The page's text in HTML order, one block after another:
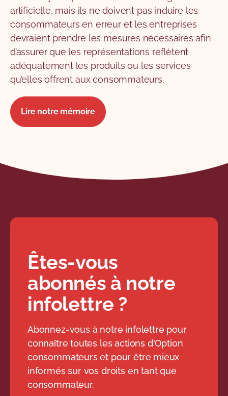
artificielle, mais ils ne doivent pas induire les
consommateurs en erreur et les entreprises
devraient prendre les mesures nécessaires afin
d’assurer que les représentations reflètent
adéquatement les produits ou les services
qu’elles offrent aux consommateurs.
Lire notre mémoire
Êtes-vous
abonnés à notre
infolettre ?
Abonnez-vous à notre infolettre pour
connaître toutes les actions d'Option
consommateurs et pour être mieux
informés sur vos droits en tant que
consommateur.